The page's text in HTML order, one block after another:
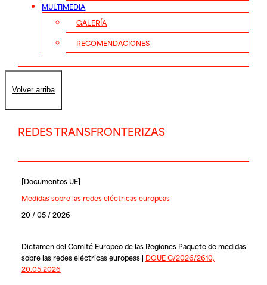
MULTIMEDIA
GALERÍA
RECOMENDACIONES
Volver arriba
REDES TRANSFRONTERIZAS
[Documentos UE]
Medidas sobre las redes eléctricas europeas
20 / 05 / 2026
Dictamen del Comité Europeo de las Regiones Paquete de medidas
sobre las redes eléctricas europeas | DOUE C/2026/2610,
20.05.2026